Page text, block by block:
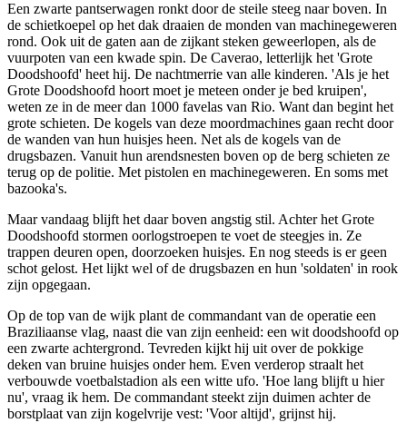
Een zwarte pantserwagen ronkt door de steile steeg naar boven. In
de schietkoepel op het dak draaien de monden van machinegeweren
rond. Ook uit de gaten aan de zijkant steken geweerlopen, als de
vuurpoten van een kwade spin. De Caverao, letterlijk het 'Grote
Doodshoofd' heet hij. De nachtmerrie van alle kinderen. 'Als je het
Grote Doodshoofd hoort moet je meteen onder je bed kruipen',
weten ze in de meer dan 1000 favelas van Rio. Want dan begint het
grote schieten. De kogels van deze moordmachines gaan recht door
de wanden van hun huisjes heen. Net als de kogels van de
drugsbazen. Vanuit hun arendsnesten boven op de berg schieten ze
terug op de politie. Met pistolen en machinegeweren. En soms met
bazooka's.
Maar vandaag blijft het daar boven angstig stil. Achter het Grote
Doodshoofd stormen oorlogstroepen te voet de steegjes in. Ze
trappen deuren open, doorzoeken huisjes. En nog steeds is er geen
schot gelost. Het lijkt wel of de drugsbazen en hun 'soldaten' in rook
zijn opgegaan.
Op de top van de wijk plant de commandant van de operatie een
Braziliaanse vlag, naast die van zijn eenheid: een wit doodshoofd op
een zwarte achtergrond. Tevreden kijkt hij uit over de pokkige
deken van bruine huisjes onder hem. Even verderop straalt het
verbouwde voetbalstadion als een witte ufo. 'Hoe lang blijft u hier
nu', vraag ik hem. De commandant steekt zijn duimen achter de
borstplaat van zijn kogelvrije vest: 'Voor altijd', grijnst hij.